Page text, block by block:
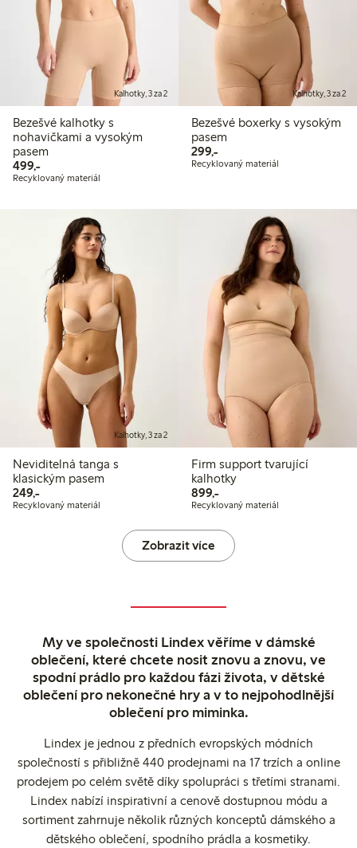
Kalhotky, 3 za 2
Bezešvé kalhotky s
nohavičkami a vysokým
pasem
499,-499,00 Kč
Recyklovaný materiál
Kalhotky, 3 za 2
Bezešvé boxerky s vysokým
pasem
299,-299,00 Kč
Recyklovaný materiál
Kalhotky, 3 za 2
Neviditelná tanga s
klasickým pasem
249,-249,00 Kč
Recyklovaný materiál
Firm support tvarující
kalhotky
899,-899,00 Kč
Recyklovaný materiál
Zobrazit více
My ve společnosti Lindex věříme v dámské
oblečení, které chcete nosit znovu a znovu, ve
spodní prádlo pro každou fázi života, v dětské
oblečení pro nekonečné hry a v to nejpohodlnější
oblečení pro miminka.
Lindex je jednou z předních evropských módních
společností s přibližně 440 prodejnami na 17 trzích a online
prodejem po celém světě díky spolupráci s třetími stranami.
Lindex nabízí inspirativní a cenově dostupnou módu a
sortiment zahrnuje několik různých konceptů dámského a
dětského oblečení, spodního prádla a kosmetiky.